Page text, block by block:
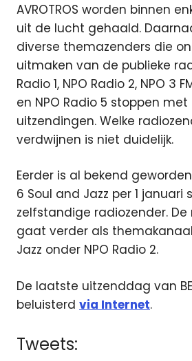
AVROTROS worden binnen
uit de lucht gehaald.
diverse themazenders die
uitmaken van de publieke
Radio 1, NPO Radio 2, NPO 3
en NPO Radio 5 stoppen met
uitzendingen. Welke
verdwijnen is niet duidelijk.
Eerder is al bekend
6 Soul and Jazz per 1 januari
zelfstandige radiozender.
gaat verder als themakanaal
Jazz onder NPO Radio 2.
De laatste uitzenddag van
beluisterd via Internet.
Tweets: